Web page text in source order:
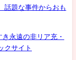
話題な事件からおも
永遠の非リア充・
クサイト